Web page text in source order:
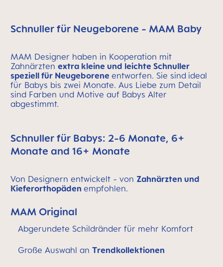
Schnuller für Neugeborene - MAM Baby
MAM Designer haben in Kooperation mit
Zahnärzten extra kleine und leichte Schnuller
speziell für Neugeborene entworfen. Sie sind ideal
für Babys bis zwei Monate. Aus Liebe zum Detail
sind Farben und Motive auf Babys Alter
abgestimmt.
Schnuller für Babys: 2-6 Monate, 6+
Monate and 16+ Monate
Von Designern entwickelt - von Zahnärzten und
Kieferorthopäden empfohlen.
MAM Original
Abgerundete Schildränder für mehr Komfort
Große Auswahl an Trendkollektionen